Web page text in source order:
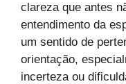
clareza que antes
entendimento da
um sentido de
orientação,
incerteza ou